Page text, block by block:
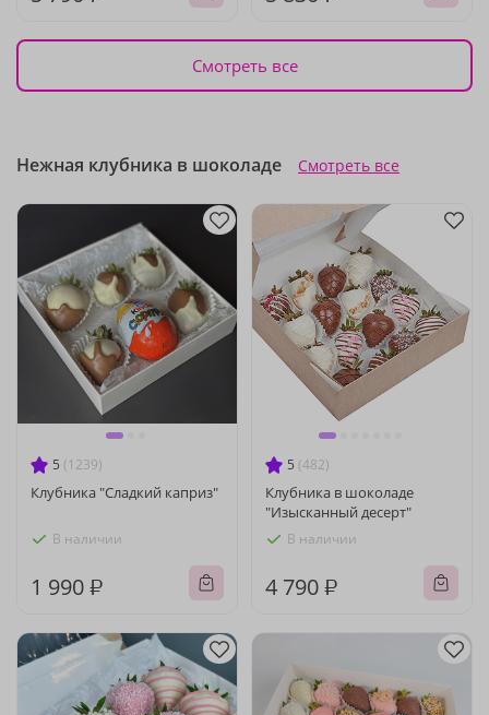
Смотреть все
Нежная клубника в шоколаде Смотреть все
5 (1239)
Клубника "Сладкий каприз"
В наличии
1 990 ₽
5 (482)
Клубника в шоколаде
"Изысканный десерт"
В наличии
4 790 ₽